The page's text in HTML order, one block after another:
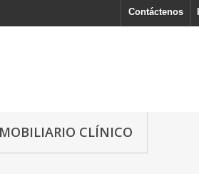
Contáctenos
MOBILIARIO CLÍNICO